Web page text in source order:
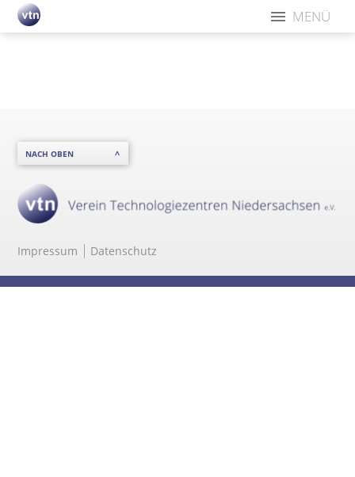
MENÜ
NACH OBEN
Impressum Datenschutz